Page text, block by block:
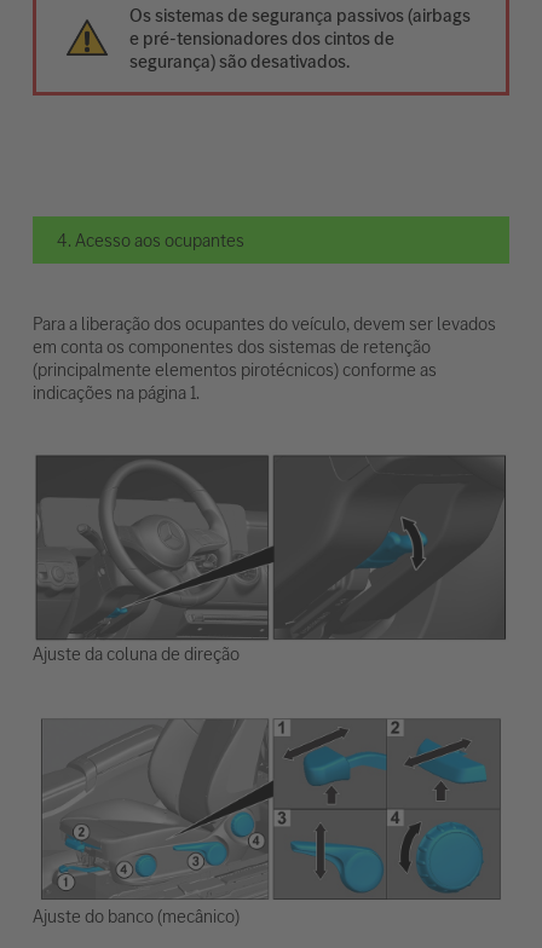
Os sistemas de segurança passivos (airbags
e pré-tensionadores dos cintos de
segurança) são desativados.
4. Acesso aos ocupantes
Para a liberação dos ocupantes do veículo, devem ser levados
em conta os componentes dos sistemas de retenção
(principalmente elementos pirotécnicos) conforme as
indicações na página 1.
Ajuste da coluna de direção
Ajuste do banco (mecânico)